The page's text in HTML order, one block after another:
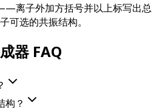
离子外加方括号并以上标写出总
可选的共振结构。
器 FAQ
构？